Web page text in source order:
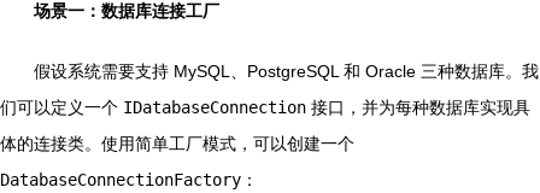
场景一：数据库连接工厂
假设系统需要支持 MySQL、PostgreSQL 和 Oracle 三种数据库。我
们可以定义一个 IDatabaseConnection 接口，并为每种数据库实现具
体的连接类。使用简单工厂模式，可以创建一个
DatabaseConnectionFactory ：